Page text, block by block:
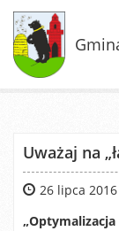
Uważaj na
26 lipca 2016